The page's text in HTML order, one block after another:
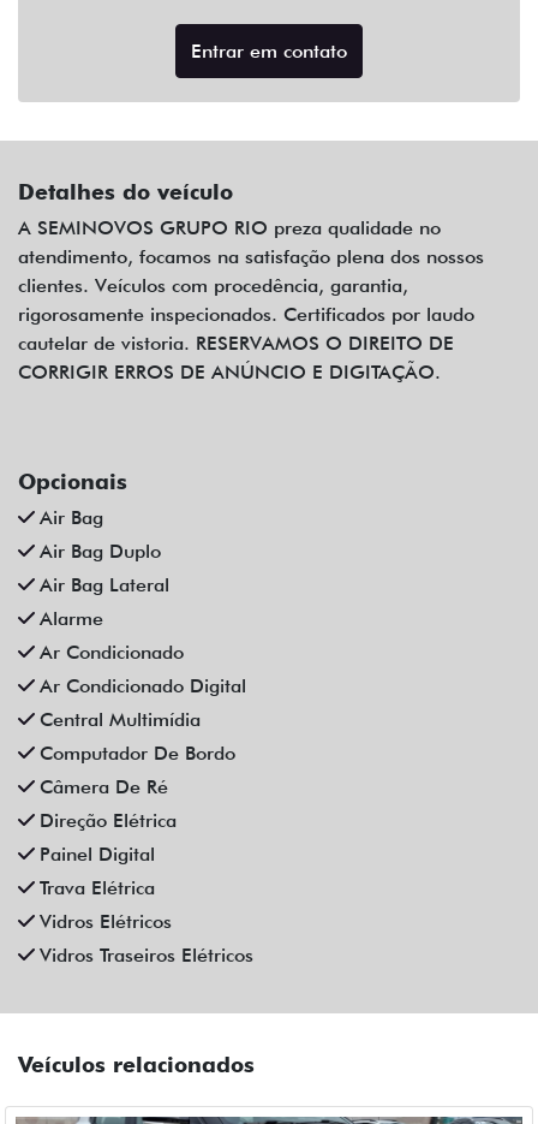
Entrar em contato
Detalhes do veículo
A SEMINOVOS GRUPO RIO preza qualidade no
atendimento, focamos na satisfação plena dos nossos
clientes. Veículos com procedência, garantia,
rigorosamente inspecionados. Certificados por laudo
cautelar de vistoria. RESERVAMOS O DIREITO DE
CORRIGIR ERROS DE ANÚNCIO E DIGITAÇÃO.
Opcionais
Air Bag
Air Bag Duplo
Air Bag Lateral
Alarme
Ar Condicionado
Ar Condicionado Digital
Central Multimídia
Computador De Bordo
Câmera De Ré
Direção Elétrica
Painel Digital
Trava Elétrica
Vidros Elétricos
Vidros Traseiros Elétricos
Veículos relacionados